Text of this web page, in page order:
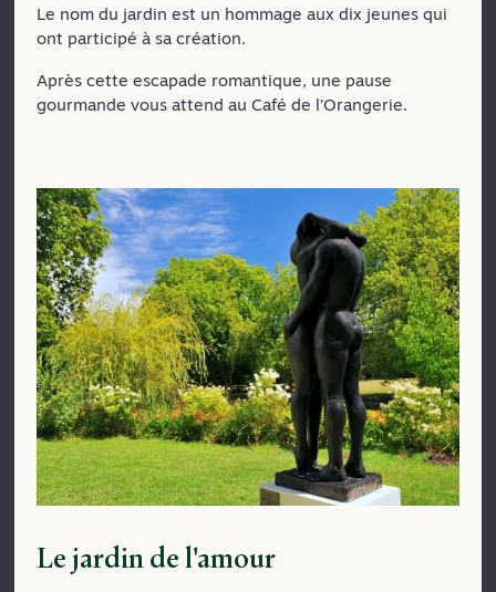
Le nom du jardin est un hommage aux dix jeunes qui
ont participé à sa création.
Après cette escapade romantique, une pause
gourmande vous attend au Café de l’Orangerie.
Le jardin de l'amour